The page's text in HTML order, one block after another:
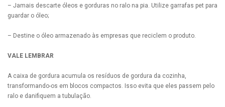
– Jamais descarte óleos e gorduras no ralo na pia. Utilize garrafas pet para
guardar o óleo;
– Destine o óleo armazenado às empresas que reciclem o produto.
VALE LEMBRAR
A caixa de gordura acumula os resíduos de gordura da cozinha,
transformando-os em blocos compactos. Isso evita que eles passem pelo
ralo e danifiquem a tubulação.